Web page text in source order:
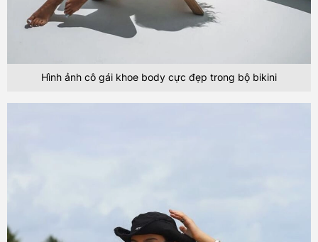
Hình ảnh cô gái khoe body cực đẹp trong bộ bikini